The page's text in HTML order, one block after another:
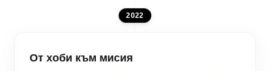
2022
От хоби към мисия